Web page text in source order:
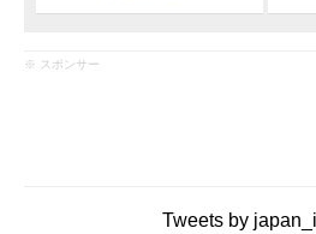
※ スポンサー
Tweets by